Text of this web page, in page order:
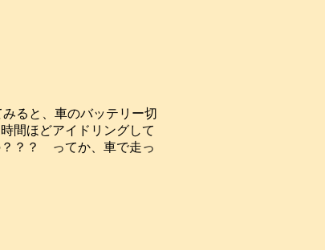
ると、車のバッテリー切
間ほどアイドリングして
？？？ ってか、車で走っ